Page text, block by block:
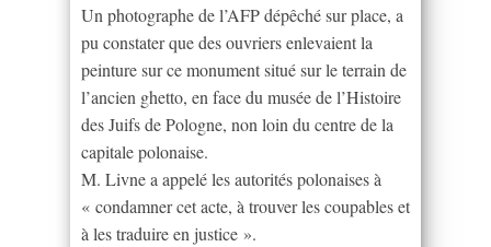
Un photographe de l’AFP dépêché sur place, a
pu constater que des ouvriers enlevaient la
peinture sur ce monument situé sur le terrain de
l’ancien ghetto, en face du musée de l’Histoire
des Juifs de Pologne, non loin du centre de la
capitale polonaise.
M. Livne a appelé les autorités polonaises à
« condamner cet acte, à trouver les coupables et
à les traduire en justice ».